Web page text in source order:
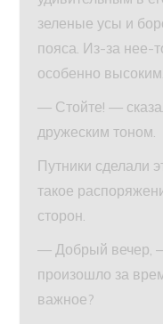
зеленые усы и
пояса. Из-за нее-
особенно высоким.
— Стойте! —
дружеским тоном.
Путники сделали
такое
сторон.
— Добрый вечер,
произошло за
важное?